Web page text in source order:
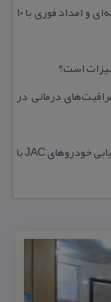
تعمیرگاه تخصصی كوییك در مشهد | عیب‌یابی حرفه‌ای و امداد فوری با ۱۰
درمانی در
امداد خودرو جك در مشهد | تعمیر تخصصی و عیب‌یابی خودروهای JAC با